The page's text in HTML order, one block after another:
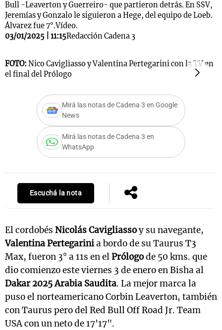
Bull -Leaverton y Guerreiro- que partieron detrás. En SSV,
Jeremías y Gonzalo le siguieron a Hege, del equipo de Loeb.
Álvarez fue 7°.Vídeo.
03/01/2025 | 11:15Redacción Cadena 3
FOTO: Nico Cavigliasso y Valentina Pertegarini con la TV en
el final del Prólogo
Mirá las notas de Cadena 3 en Google
News
Mirá las notas de Cadena 3 en
WhatsApp
Escuchá la nota
El cordobés Nicolás Cavigliassoy su navegante,
Valentina Pertegarinia bordo de su Taurus T3
Max, fueron 3° a 11s en elPrólogode 50 kms. que
dio comienzo este viernes 3 de enero en Bisha al
Dakar 2025 Arabia Saudita. La mejor marca la
puso el norteamericano Corbin Leaverton, también
con Taurus pero del Red Bull Off Road Jr. Team
USA con un neto de 17'17".